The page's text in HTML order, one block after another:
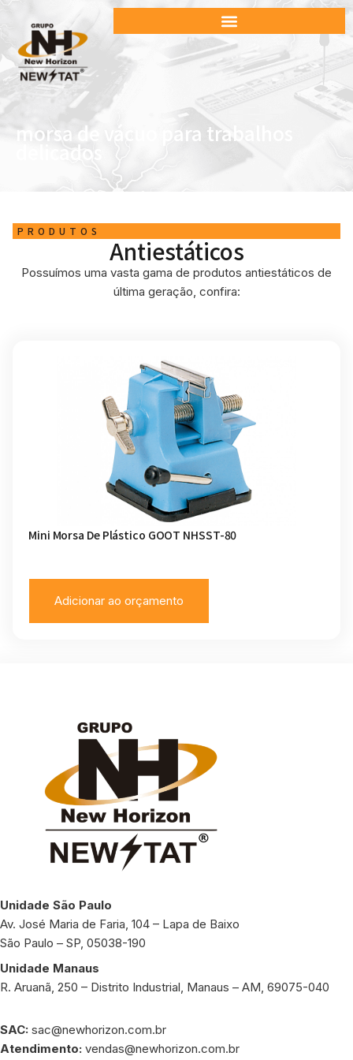
morsa de vácuo para trabalhos
delicados
PRODUTOS
Antiestáticos
Possuímos uma vasta gama de produtos antiestáticos de
última geração, confira:
Mini Morsa De Plástico GOOT NHSST-80
Adicionar ao orçamento
Unidade São Paulo
Av. José Maria de Faria, 104 – Lapa de Baixo
São Paulo – SP, 05038-190
Unidade Manaus
R. Aruanã, 250 – Distrito Industrial, Manaus – AM, 69075-040
SAC: sac@newhorizon.com.br
Atendimento: vendas@newhorizon.com.br